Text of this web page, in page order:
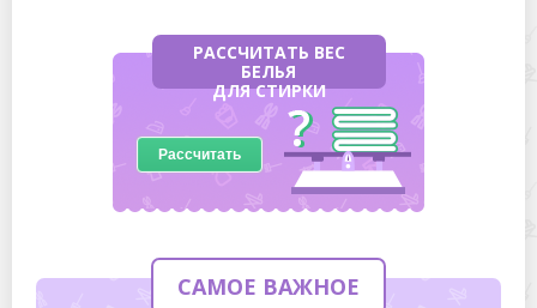
РАССЧИТАТЬ ВЕС
БЕЛЬЯ
ДЛЯ СТИРКИ
Рассчитать
САМОЕ ВАЖНОЕ